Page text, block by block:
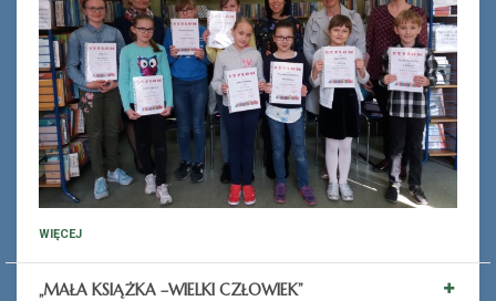
WIĘCEJ
„MAŁA KSIĄŻKA –WIELKI CZŁOWIEK”